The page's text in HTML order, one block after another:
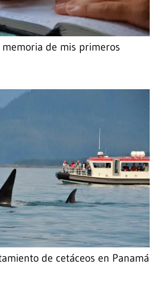
de mis primeros
de cetáceos en Panamá